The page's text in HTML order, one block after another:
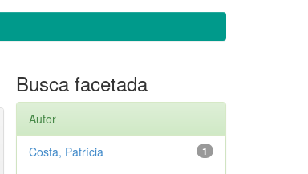
Busca facetada
Autor
1
Costa, Patrícia